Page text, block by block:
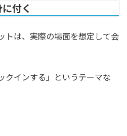
付く
トは、実際の場面を想定して会
クインする」というテーマな